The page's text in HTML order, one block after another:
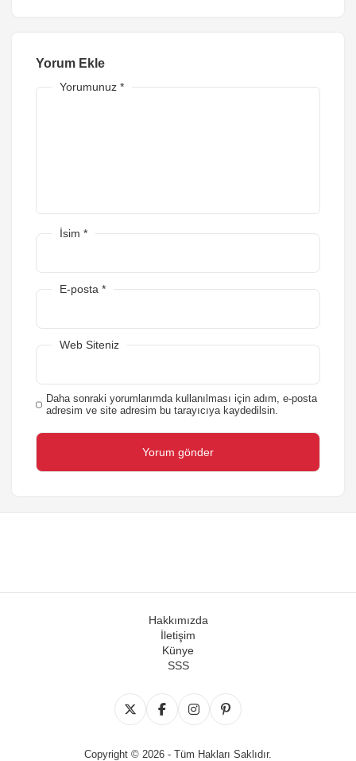
Yorum Ekle
Yorumunuz *
İsim *
E-posta *
Web Siteniz
Daha sonraki yorumlarımda kullanılması için adım, e-posta
adresim ve site adresim bu tarayıcıya kaydedilsin.
Hakkımızda
İletişim
Künye
SSS
Copyright © 2026 - Tüm Hakları Saklıdır.